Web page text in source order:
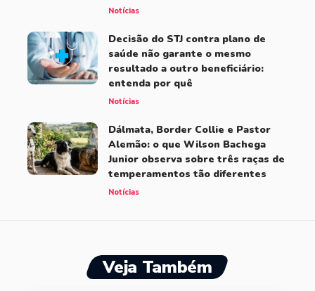
Notícias
Decisão do STJ contra plano de
saúde não garante o mesmo
resultado a outro beneficiário:
entenda por quê
Notícias
Dálmata, Border Collie e Pastor
Alemão: o que Wilson Bachega
Junior observa sobre três raças de
temperamentos tão diferentes
Notícias
Veja Também